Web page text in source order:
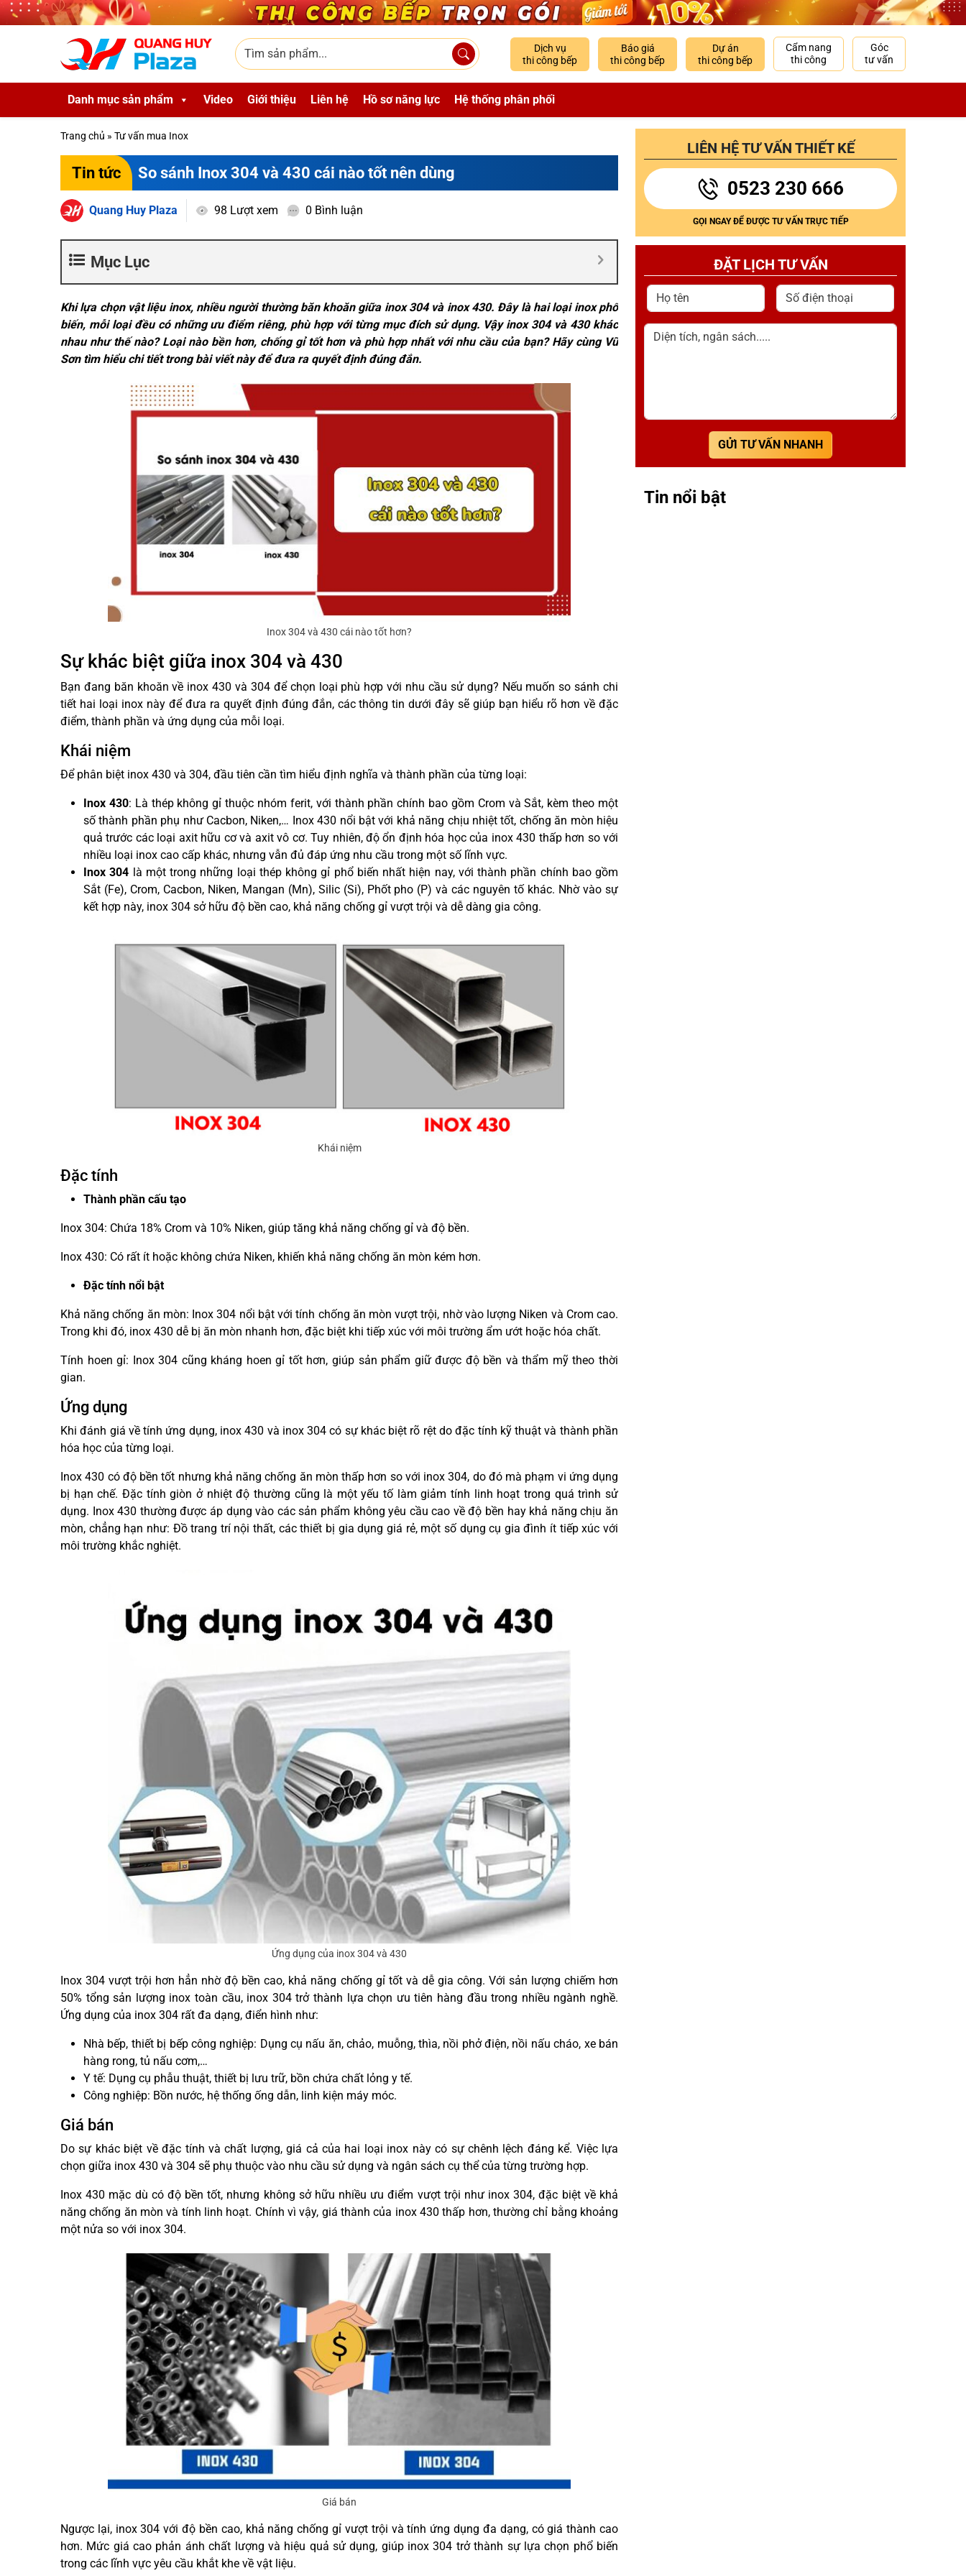
Skip to main content
Tìm sản phẩm
Dịch vụ
thi công bếp
Báo giá
thi công bếp
Dự án
thi công bếp
Cẩm nang
thi công
Góc
tư vấn
Danh mục sản phẩm Video Giới thiệu Liên hệ Hồ sơ năng lực Hệ thống phân phối
Trang chủ » Tư vấn mua Inox
Tin tức So sánh Inox 304 và 430 cái nào tốt nên dùng
Quang Huy Plaza 98 Lượt xem 0 Bình luận
Mục Lục
Khi lựa chọn vật liệu inox, nhiều người thường băn khoăn giữa inox 304 và inox 430. Đây là hai loại inox phổ
biến, mỗi loại đều có những ưu điểm riêng, phù hợp với từng mục đích sử dụng. Vậy inox 304 và 430 khác
nhau như thế nào? Loại nào bền hơn, chống gỉ tốt hơn và phù hợp nhất với nhu cầu của bạn? Hãy cùng Vũ
Sơn tìm hiểu chi tiết trong bài viết này để đưa ra quyết định đúng đắn.
Inox 304 và 430 cái nào tốt hơn?
Sự khác biệt giữa inox 304 và 430
Bạn đang băn khoăn về inox 430 và 304 để chọn loại phù hợp với nhu cầu sử dụng? Nếu muốn so sánh chi
tiết hai loại inox này để đưa ra quyết định đúng đắn, các thông tin dưới đây sẽ giúp bạn hiểu rõ hơn về đặc
điểm, thành phần và ứng dụng của mỗi loại.
Khái niệm
Để phân biệt inox 430 và 304, đầu tiên cần tìm hiểu định nghĩa và thành phần của từng loại:
Inox 430: Là thép không gỉ thuộc nhóm ferit, với thành phần chính bao gồm Crom và Sắt, kèm theo một
số thành phần phụ như Cacbon, Niken,… Inox 430 nổi bật với khả năng chịu nhiệt tốt, chống ăn mòn hiệu
quả trước các loại axit hữu cơ và axit vô cơ. Tuy nhiên, độ ổn định hóa học của inox 430 thấp hơn so với
nhiều loại inox cao cấp khác, nhưng vẫn đủ đáp ứng nhu cầu trong một số lĩnh vực.
Inox 304 là một trong những loại thép không gỉ phổ biến nhất hiện nay, với thành phần chính bao gồm
Sắt (Fe), Crom, Cacbon, Niken, Mangan (Mn), Silic (Si), Phốt pho (P) và các nguyên tố khác. Nhờ vào sự
kết hợp này, inox 304 sở hữu độ bền cao, khả năng chống gỉ vượt trội và dễ dàng gia công.
Khái niệm
Đặc tính
Thành phần cấu tạo
Inox 304: Chứa 18% Crom và 10% Niken, giúp tăng khả năng chống gỉ và độ bền.
Inox 430: Có rất ít hoặc không chứa Niken, khiến khả năng chống ăn mòn kém hơn.
Đặc tính nổi bật
Khả năng chống ăn mòn: Inox 304 nổi bật với tính chống ăn mòn vượt trội, nhờ vào lượng Niken và Crom cao.
Trong khi đó, inox 430 dễ bị ăn mòn nhanh hơn, đặc biệt khi tiếp xúc với môi trường ẩm ướt hoặc hóa chất.
Tính hoen gỉ: Inox 304 cũng kháng hoen gỉ tốt hơn, giúp sản phẩm giữ được độ bền và thẩm mỹ theo thời
gian.
Ứng dụng
Khi đánh giá về tính ứng dụng, inox 430 và inox 304 có sự khác biệt rõ rệt do đặc tính kỹ thuật và thành phần
hóa học của từng loại.
Inox 430 có độ bền tốt nhưng khả năng chống ăn mòn thấp hơn so với inox 304, do đó mà phạm vi ứng dụng
bị hạn chế. Đặc tính giòn ở nhiệt độ thường cũng là một yếu tố làm giảm tính linh hoạt trong quá trình sử
dụng. Inox 430 thường được áp dụng vào các sản phẩm không yêu cầu cao về độ bền hay khả năng chịu ăn
mòn, chẳng hạn như: Đồ trang trí nội thất, các thiết bị gia dụng giá rẻ, một số dụng cụ gia đình ít tiếp xúc với
môi trường khắc nghiệt.
Ứng dụng của inox 304 và 430
Inox 304 vượt trội hơn hẳn nhờ độ bền cao, khả năng chống gỉ tốt và dễ gia công. Với sản lượng chiếm hơn
50% tổng sản lượng inox toàn cầu, inox 304 trở thành lựa chọn ưu tiên hàng đầu trong nhiều ngành nghề.
Ứng dụng của inox 304 rất đa dạng, điển hình như:
Nhà bếp, thiết bị bếp công nghiệp: Dụng cụ nấu ăn, chảo, muỗng, thìa, nồi phở điện, nồi nấu cháo, xe bán
hàng rong, tủ nấu cơm,…
Y tế: Dụng cụ phẫu thuật, thiết bị lưu trữ, bồn chứa chất lỏng y tế.
Công nghiệp: Bồn nước, hệ thống ống dẫn, linh kiện máy móc.
Giá bán
Do sự khác biệt về đặc tính và chất lượng, giá cả của hai loại inox này có sự chênh lệch đáng kể. Việc lựa
chọn giữa inox 430 và 304 sẽ phụ thuộc vào nhu cầu sử dụng và ngân sách cụ thể của từng trường hợp.
Inox 430 mặc dù có độ bền tốt, nhưng không sở hữu nhiều ưu điểm vượt trội như inox 304, đặc biệt về khả
năng chống ăn mòn và tính linh hoạt. Chính vì vậy, giá thành của inox 430 thấp hơn, thường chỉ bằng khoảng
một nửa so với inox 304.
Giá bán
Ngược lại, inox 304 với độ bền cao, khả năng chống gỉ vượt trội và tính ứng dụng đa dạng, có giá thành cao
hơn. Mức giá cao phản ánh chất lượng và hiệu quả sử dụng, giúp inox 304 trở thành sự lựa chọn phổ biến
trong các lĩnh vực yêu cầu khắt khe về vật liệu.
LIÊN HỆ TƯ VẤN THIẾT KẾ
0523 230 666
GỌI NGAY ĐỂ ĐƯỢC TƯ VẤN TRỰC TIẾP
ĐẶT LỊCH TƯ VẤN
Họ tên Số điện thoại
Diện tích, ngân sách.....
GỬI TƯ VẤN NHANH
Tin nổi bật